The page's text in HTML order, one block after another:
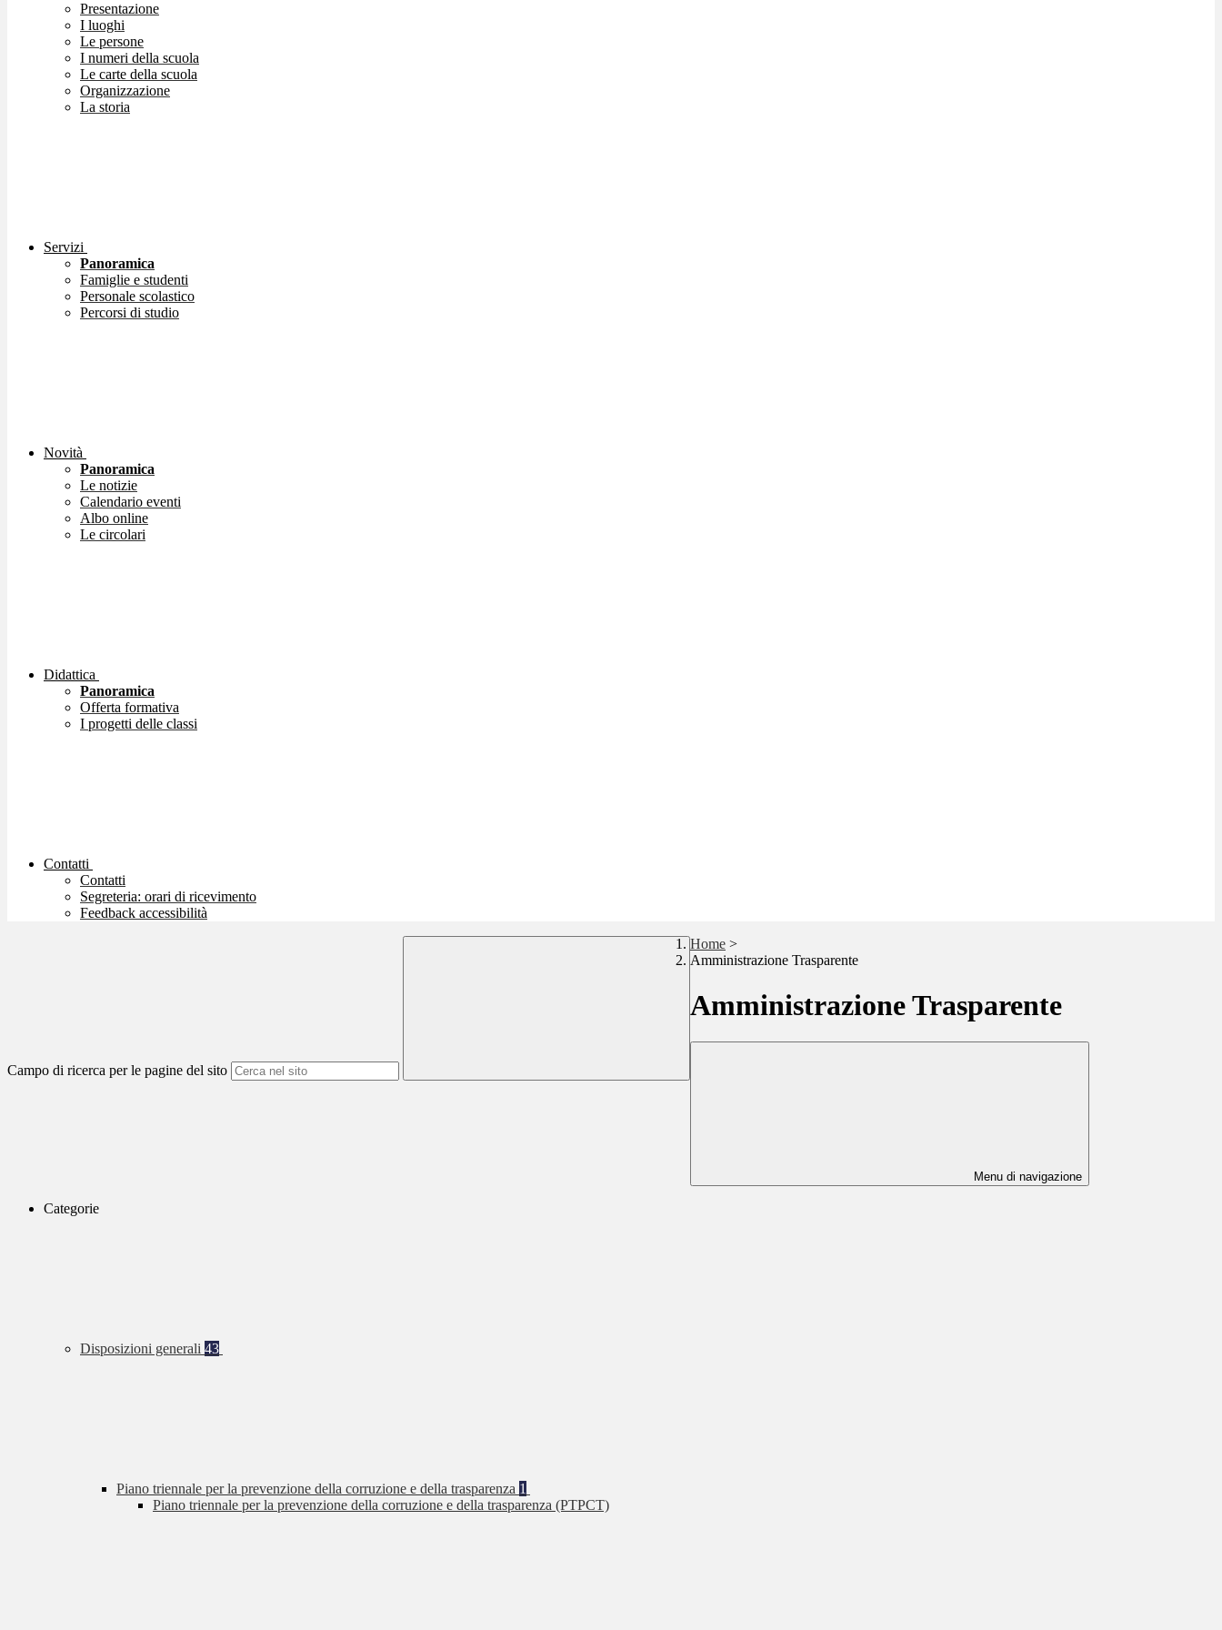
Presentazione
I luoghi
Le persone
I numeri della scuola
Le carte della scuola
Organizzazione
La storia
Servizi
Panoramica
Famiglie e studenti
Personale scolastico
Percorsi di studio
Novità
Panoramica
Le notizie
Calendario eventi
Albo online
Le circolari
Didattica
Panoramica
Offerta formativa
I progetti delle classi
Contatti
Contatti
Segreteria: orari di ricevimento
Feedback accessibilità
Campo di ricerca per le pagine del sito
Home >
Amministrazione Trasparente
Amministrazione Trasparente
Menu di navigazione
Categorie
Disposizioni generali 43
Piano triennale per la prevenzione della corruzione e della trasparenza 1
Piano triennale per la prevenzione della corruzione e della trasparenza (PTPCT)